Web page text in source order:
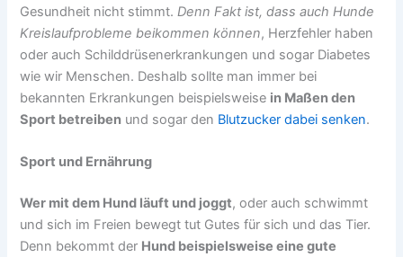
Gesundheit nicht stimmt.Denn Fakt ist, dass auch Hunde
Kreislaufprobleme beikommen können, Herzfehler haben
oder auch Schilddrüsenerkrankungen und sogar Diabetes
wie wir Menschen. Deshalb sollte man immer bei
bekannten Erkrankungen beispielsweise in Maßen den
Sport betreiben und sogar den Blutzucker dabei senken.
Sport und Ernährung
Wer mit dem Hund läuft und joggt, oder auch schwimmt
und sich im Freien bewegt tut Gutes für sich und das Tier.
Denn bekommt der Hund beispielsweise eine gute